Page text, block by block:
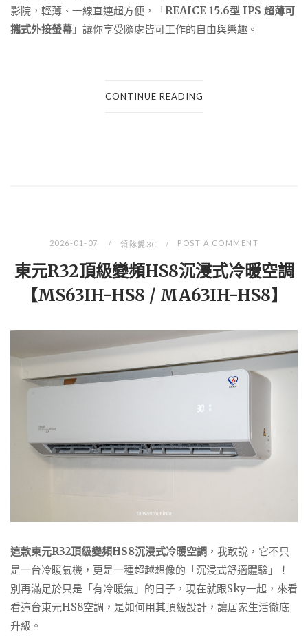
影院，輕薄、一線直連超方便，「 REAICE 15.6型 IPS 超薄可
攜式外接螢幕」 讓你享受隨處皆可工作的自由與樂趣。
CONTINUE READING
2026-01-07 領隊愛3C POST A COMMENT
東元R32頂級變頻HS8沉浸式冷暖空調
【MS63IH-HS8 / MA63IH-HS8】
這款東元R32頂級變頻HS8沉浸式冷暖空調 ，我敢說，它不只
是一台冷暖氣機，更是一種超越想像的「沉浸式舒適體驗」！
別再滿足於只是「有冷暖氣」的日子，現在就跟Sky一起，來看
看這台東元HS8空調，是如何用其頂級設計，讓居家生活徹底
升級。